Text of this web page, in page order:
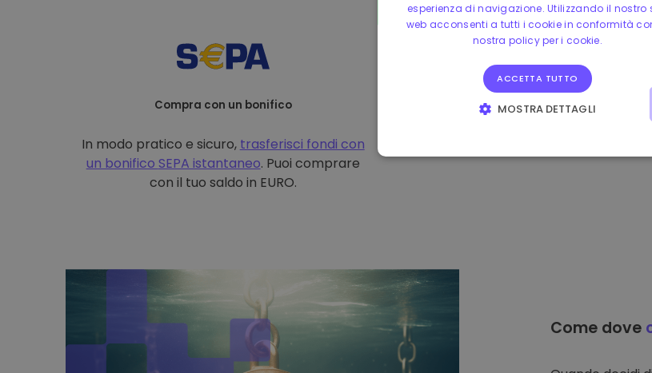
Compra con un bonifico
In modo pratico e sicuro, trasferisci fondi con
un bonifico SEPA istantaneo. Puoi comprare
con il tuo saldo in EURO.
Come dove
esperienza di navigazione. Utilizzando il nostro
web acconsenti a tutti i cookie in conformità
nostra policy per i cookie.
ACCETTA TUTTO
MOSTRA DETTAGLI